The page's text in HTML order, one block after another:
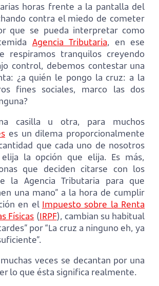
horas frente a la pantalla del
contra el miedo de cometer
que se pueda interpretar como
Agencia Tributaria, en ese
respiramos tranquilos creyendo
control, debemos contestar una
¿a quién le pongo la cruz: a la
fines sociales, marco las dos
casilla u otra, para muchos
es un dilema proporcionalmente
que cada uno de nosotros
la opción que elija. Es más,
que deciden citarse con los
la Agencia Tributaria para que
una mano” a la hora de cumplir
en el Impuesto sobre la Renta
Físicas (IRPF), cambian su habitual
por “La cruz a ninguno eh, ya
veces se decantan por una
lo que ésta significa realmente.